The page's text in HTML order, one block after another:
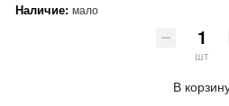
Наличие: мало
шт
В